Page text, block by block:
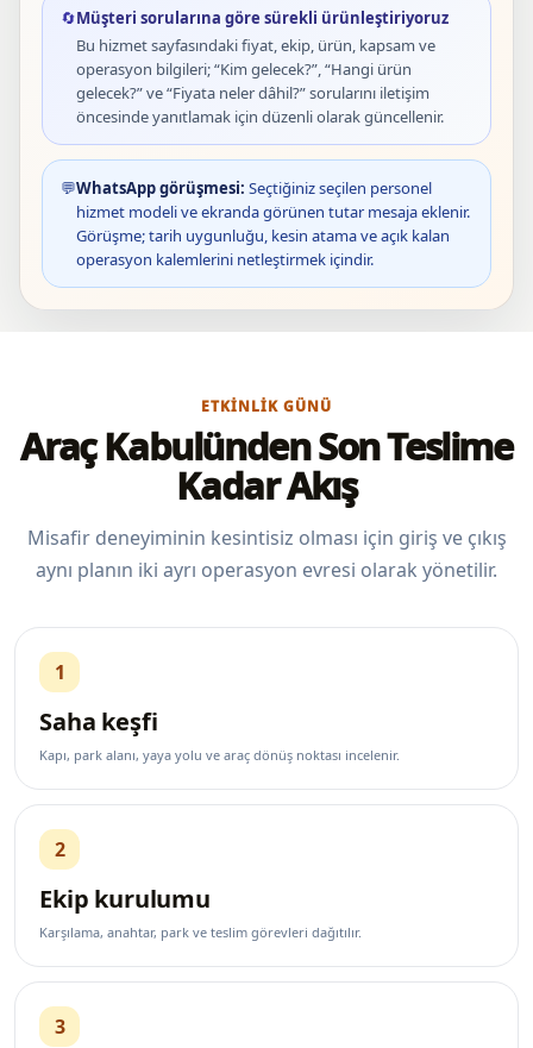
🔄Müşteri sorularına göre sürekli ürünleştiriyoruz
Bu hizmet sayfasındaki fiyat, ekip, ürün, kapsam ve
operasyon bilgileri; “Kim gelecek?”, “Hangi ürün
gelecek?” ve “Fiyata neler dâhil?” sorularını iletişim
öncesinde yanıtlamak için düzenli olarak güncellenir.
💬WhatsApp görüşmesi: Seçtiğiniz seçilen personel
hizmet modeli ve ekranda görünen tutar mesaja eklenir.
Görüşme; tarih uygunluğu, kesin atama ve açık kalan
operasyon kalemlerini netleştirmek içindir.
ETKINLIK GÜNÜ
Araç Kabulünden Son Teslime
Kadar Akış
Misafir deneyiminin kesintisiz olması için giriş ve çıkış
aynı planın iki ayrı operasyon evresi olarak yönetilir.
1
Saha keşfi
Kapı, park alanı, yaya yolu ve araç dönüş noktası incelenir.
2
Ekip kurulumu
Karşılama, anahtar, park ve teslim görevleri dağıtılır.
3